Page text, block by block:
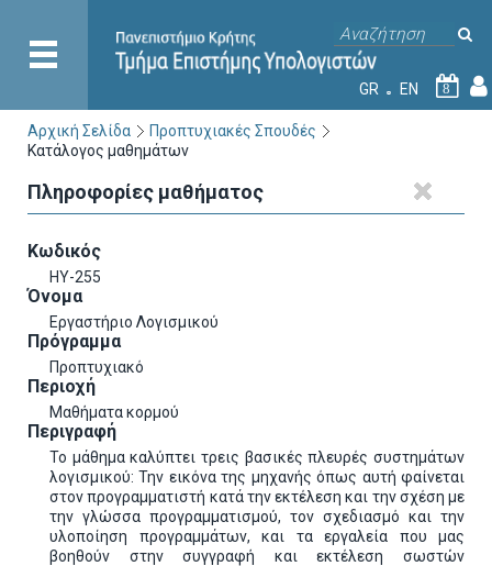
GR EN 8
Αρχική Σελίδα
Προπτυχιακές Σπουδές
Κατάλογος μαθημάτων
Πληροφορίες μαθήματος
Κωδικός
HY-255
Όνομα
Εργαστήριο Λογισμικού
Πρόγραμμα
Προπτυχιακό
Περιοχή
Μαθήματα κορμού
Περιγραφή
Το μάθημα καλύπτει τρεις βασικές πλευρές συστημάτων
λογισμικού: Την εικόνα της μηχανής όπως αυτή φαίνεται
στον προγραμματιστή κατά την εκτέλεση και την σχέση με
την γλώσσα προγραμματισμού, τον σχεδιασμό και την
υλοποίηση προγραμμάτων, και τα εργαλεία που μας
βοηθούν στην συγγραφή και εκτέλεση σωστών